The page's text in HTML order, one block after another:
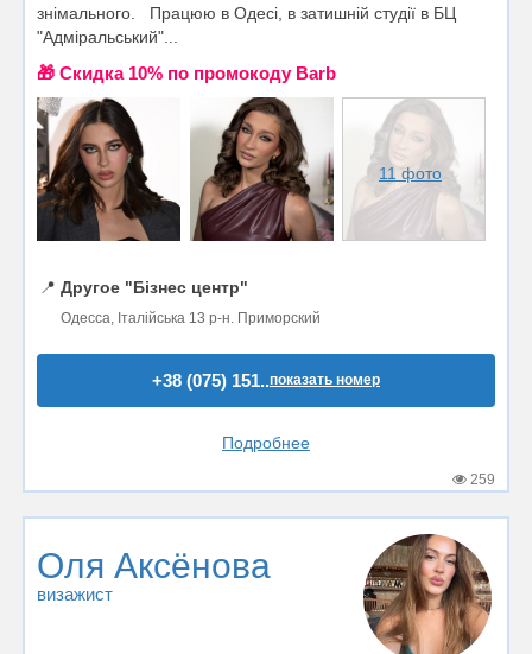
знімального. Працюю в Одесі, в затишній студії в БЦ
"Адміральський"...
🎁 Cкидка 10% по промокоду Barb
11 фото
📍 Другое "Бізнес центр"
Одесса, Італійська 13 р-н. Приморский
+38 (075) 151..показать номер
Подробнее
259
Оля Аксёнова
визажист